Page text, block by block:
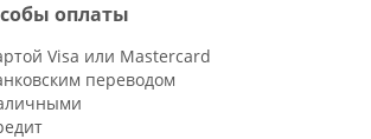
оплаты
Visa или Mastercard
переводом